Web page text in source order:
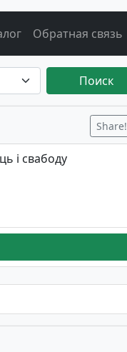
Обратная связь
Поиск
Share!
і свабоду